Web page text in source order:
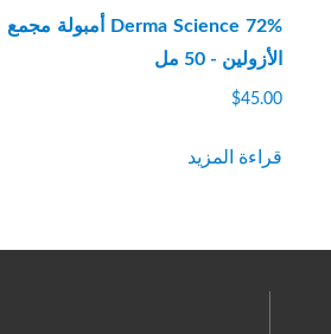
Derma Science 72% أمبولة مجمع
الأزولين - 50 مل
$45.00
قراءة المزيد